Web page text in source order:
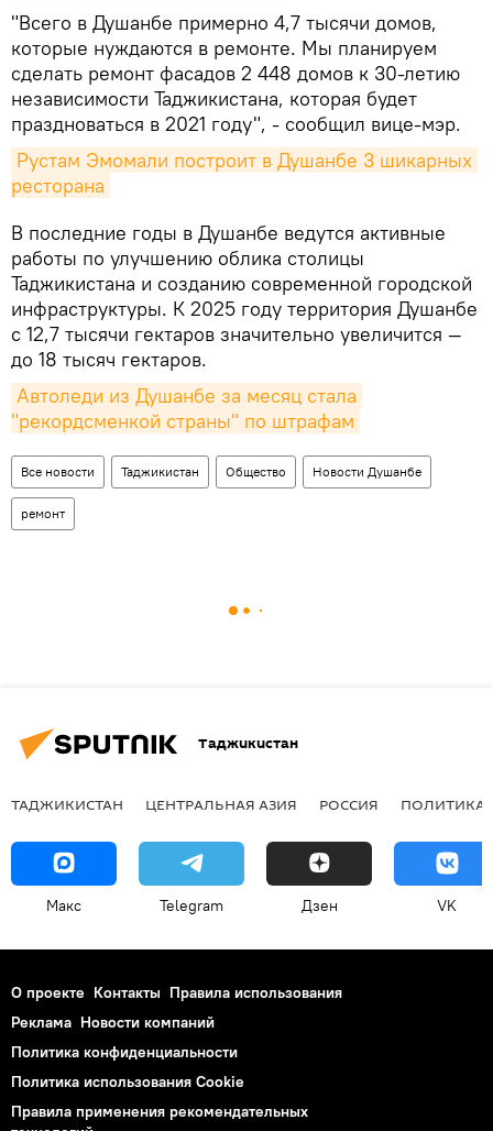
"Всего в Душанбе примерно 4,7 тысячи домов,
которые нуждаются в ремонте. Мы планируем
сделать ремонт фасадов 2 448 домов к 30-летию
независимости Таджикистана, которая будет
праздноваться в 2021 году", - сообщил вице-мэр.
Рустам Эмомали построит в Душанбе 3 шикарных
ресторана
В последние годы в Душанбе ведутся активные
работы по улучшению облика столицы
Таджикистана и созданию современной городской
инфраструктуры. К 2025 году территория Душанбе
с 12,7 тысячи гектаров значительно увеличится —
до 18 тысяч гектаров.
Автоледи из Душанбе за месяц стала
"рекордсменкой страны" по штрафам
Все новости Таджикистан Общество Новости Душанбе
ремонт
Таджикистан
ТАДЖИКИСТАН ЦЕНТРАЛЬНАЯ АЗИЯ РОССИЯ ПОЛИТИКА
Макс Telegram Дзен VK
О проекте Контакты Правила использования
Реклама Новости компаний
Политика конфиденциальности
Политика использования Cookie
Правила применения рекомендательных